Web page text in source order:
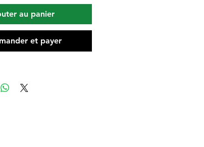
N. Macé
et des Dr et
et Nicoletti
par jour : sur la
au panier
et payer